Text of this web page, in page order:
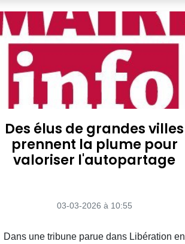
Des élus de grandes villes
prennent la plume pour
valoriser l'autopartage
03-03-2026 à 10:55
Dans une tribune parue dans Libération en